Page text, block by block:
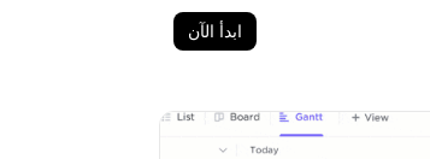
ابدأ الآن